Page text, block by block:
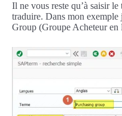
Il ne vous reste qu’à saisir
traduire. Dans mon exemple
Group (Groupe Acheteur en